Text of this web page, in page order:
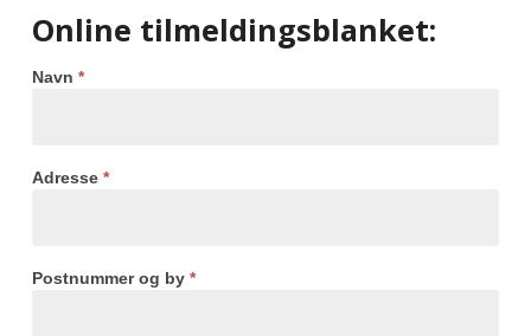
Online tilmeldingsblanket:
Navn *
Adresse *
Postnummer og by *